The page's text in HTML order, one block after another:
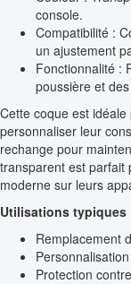
console.
Compatibilité :
un ajustement
Fonctionnalité :
poussière et
Cette coque est
personnaliser leur
rechange pour
transparent est parfait
moderne sur leurs
Utilisations typiques
Remplacement
Protection